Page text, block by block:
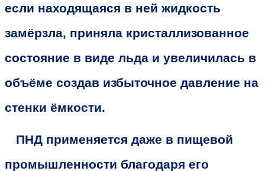
если находящаяся в ней жидкость
замёрзла, приняла кристаллизованное
состояние в виде льда и увеличилась в
объёме создав избыточное давление на
стенки ёмкости.
ПНД применяется даже в пищевой
промышленности благодаря его